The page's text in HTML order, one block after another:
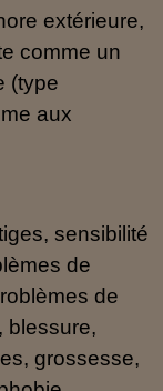
extérieure,
comme un
(type
aux
sensibilité
de
de
blessure,
grossesse,